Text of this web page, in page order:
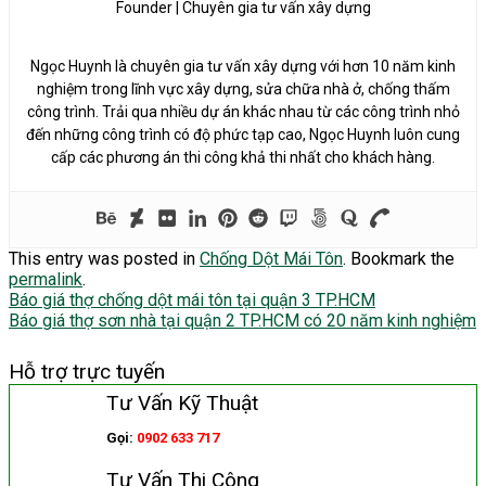
Founder | Chuyên gia tư vấn xây dựng
Ngọc Huynh là chuyên gia tư vấn xây dựng với hơn 10 năm kinh
nghiệm trong lĩnh vực xây dựng, sửa chữa nhà ở, chống thấm
công trình. Trải qua nhiều dự án khác nhau từ các công trình nhỏ
đến những công trình có độ phức tạp cao, Ngọc Huynh luôn cung
cấp các phương án thi công khả thi nhất cho khách hàng.
This entry was posted in Chống Dột Mái Tôn. Bookmark the
permalink.
Báo giá thợ chống dột mái tôn tại quận 3 TP.HCM
Báo giá thợ sơn nhà tại quận 2 TP.HCM có 20 năm kinh nghiệm
Hỗ trợ trực tuyến
Tư Vấn Kỹ Thuật
Gọi: 0902 633 717
Tư Vấn Thi Công